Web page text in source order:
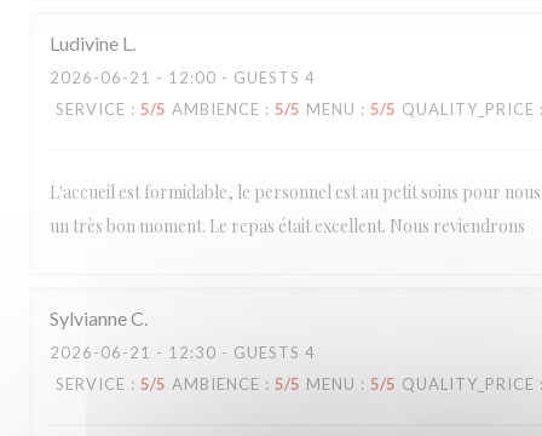
Ludivine L
2026-06-21 - 12:00 - GUESTS 4
SERVICE : 5/5 AMBIENCE : 5/5 MENU : 5/5 QUALITY_PRICE
L'accueil est formidable, le personnel est au petit soins pour
un très bon moment. Le repas était excellent. Nous reviendrons
SylvianneC
2026-06-21 - 12:30 - GUESTS 4
SERVICE : 5/5 AMBIENCE : 5/5 MENU : 5/5 QUALITY_PRICE